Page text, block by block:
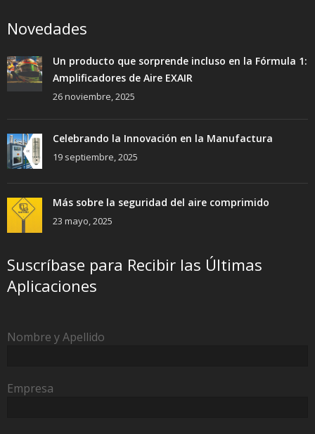
Novedades
Un producto que sorprende incluso en la Fórmula 1:
Amplificadores de Aire EXAIR
26 noviembre, 2025
Celebrando la Innovación en la Manufactura
19 septiembre, 2025
Más sobre la seguridad del aire comprimido
23 mayo, 2025
Suscríbase para Recibir las Últimas
Aplicaciones
Nombre y Apellido
Empresa